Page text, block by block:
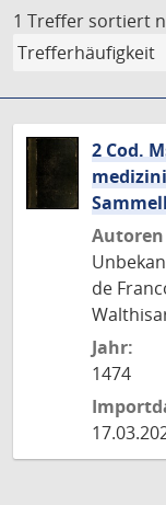
1 Treffer sortiert
2 Cod.
Autoren
de
Jahr:
1474